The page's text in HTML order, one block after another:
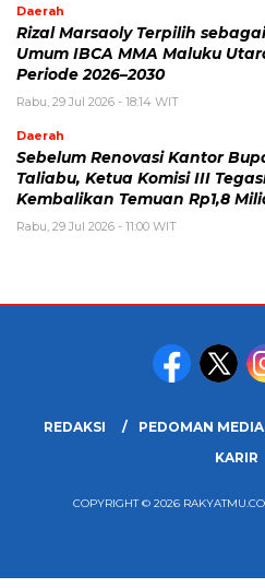
Daerah
Rizal Marsaoly Terpilih
Umum IBCA MMA Maluku
Periode 2026–2030
Rabu, 29 Jul 2026 - 18:14 WIT
Daerah
Sebelum Renovasi Kantor
Taliabu, Ketua Komisi III
Kembalikan Temuan Rp1,8
Rabu, 29 Jul 2026 - 11:00 WIT
REDAKSI PEDOMAN MEDIA
KARIR
COPYRIGHT © 2026